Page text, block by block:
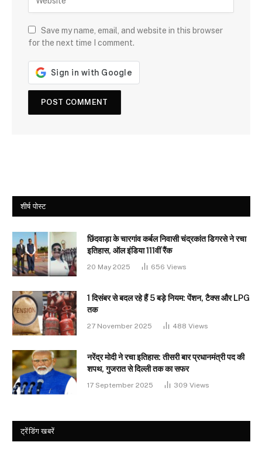
Save my name, email, and website in this browser
for the next time I comment.
शीर्ष पोस्ट
छिंदवाड़ा के चारगांव कर्बल निवासी चंद्रकांत डिगरसे ने रचा
इतिहास, ऑल इंडिया 111वीं रैंक
20 May 2025 656 Views
1 दिसंबर से बदल रहे हैं 5 बड़े नियम: पेंशन, टैक्स और LPG
तक
27 November 2025 488 Views
नरेंद्र मोदी ने रचा इतिहास: तीसरी बार प्रधानमंत्री पद की
शपथ, गुजरात से दिल्ली तक का सफर
17 September 2025 309 Views
ट्रेंडिंग खबरें